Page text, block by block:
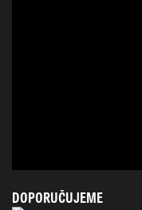
DOPORUČUJEME